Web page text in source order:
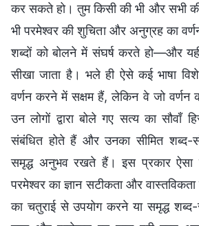
कर सकते हो। तुम किसी की भी और सभी
भी परमेश्वर की शुचिता और अनुग्रह का
शब्दों को बोलने में संघर्ष करते हो—और यही
सीखा जाता है। भले ही ऐसे कई भाषा
वर्णन करने में सक्षम हैं, लेकिन वे जो
उन लोगों द्वारा बोले गए सत्य का सौवाँ
संबंधित होते हैं और उनका सीमित शब्द-
समृद्ध अनुभव रखते हैं। इस प्रकार
परमेश्वर का ज्ञान सटीकता और
का चतुराई से उपयोग करने या समृद्ध